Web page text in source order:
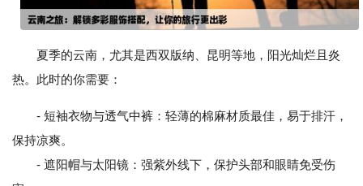
夏季的云南，尤其是西双版纳、昆明等地，阳光灿烂且炎
热。此时的你需要：
- 短袖衣物与透气中裤：轻薄的棉麻材质最佳，易于排汗，
保持凉爽。
- 遮阳帽与太阳镜：强紫外线下，保护头部和眼睛免受伤